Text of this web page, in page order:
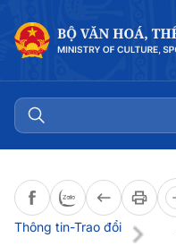
Thông tin-Trao đổi
Đọc bài